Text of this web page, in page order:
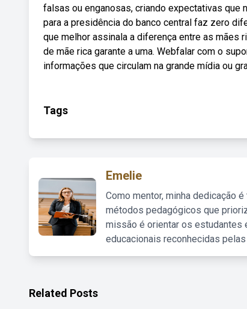
falsas ou enganosas, criando expectativas que
para a presidência do banco central faz zero
que melhor assinala a diferença entre as mães
de mãe rica garante a uma. Webfalar com o
informações que circulam na grande mídia ou
Tags
Emelie
Como mentor, minha dedicação
métodos pedagógicos que
missão é orientar os estudantes
educacionais reconhecidas
Related Posts